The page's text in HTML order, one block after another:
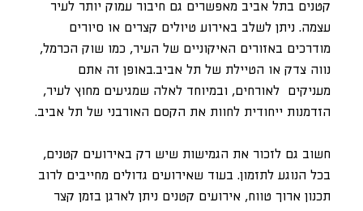
קטנים בתל אביב מאפשרים גם חיבור עמוק יותר לעיר
עצמה. ניתן לשלב באירוע טיולים קצרים או סיורים
מודרכים באזורים האיקוניים של העיר, כמו שוק הכרמל,
נווה צדק או הטיילת של תל אביב.באופן זה אתם
מעניקים לאורחים, ובמיוחד לאלה שמגיעים מחוץ לעיר,
הזדמנות ייחודית לחוות את הקסם האורבני של תל אביב.
חשוב גם לזכור את הגמישות שיש רק באירועים קטנים,
בכל הנוגע לתזמון. בעוד שאירועים גדולים מחייבים לרוב
תכנון ארוך טווח, אירועים קטנים ניתן לארגן בזמן קצר